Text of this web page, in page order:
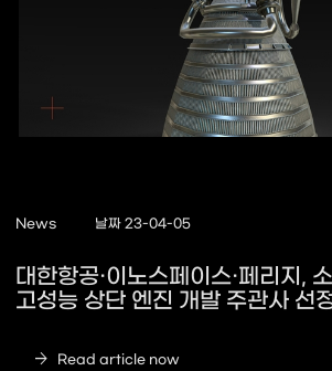
News 날짜 23-04-05
대한항공·이노스페이스·페리지,
고성능 상단 엔진 개발 주관사 선
arrow_forward Read article now